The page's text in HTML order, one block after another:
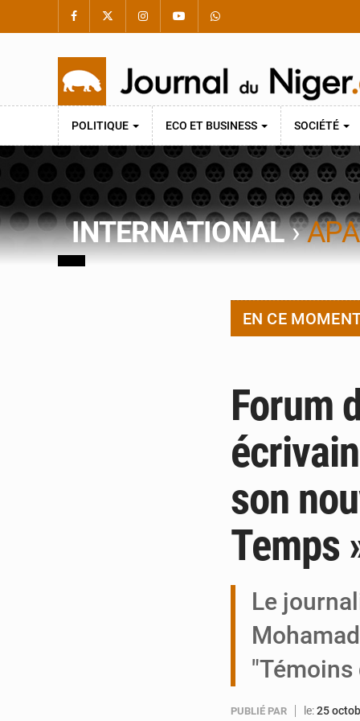
POLITIQUE ECO ET BUSINESS SOCIÉTÉ
INTERNATIONAL›APA
EN CE
Forum
son
Temps
Le
PUBLIÉ PAR le:25